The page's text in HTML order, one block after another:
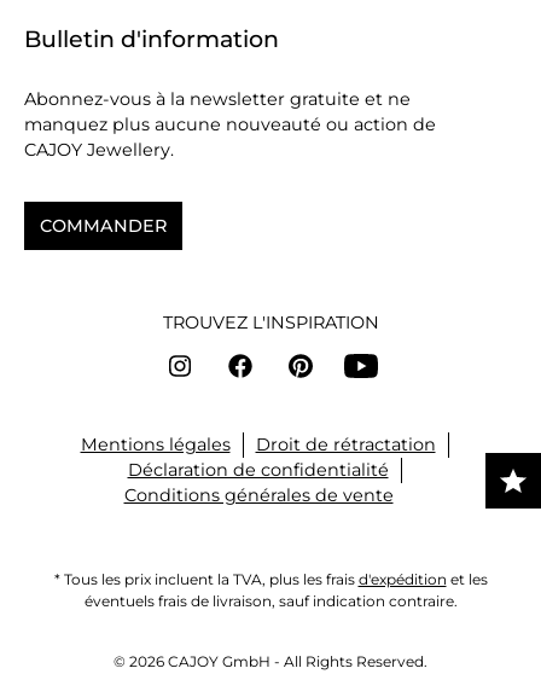
Bulletin d'information
Abonnez-vous à la newsletter gratuite et ne
manquez plus aucune nouveauté ou action de
CAJOY Jewellery.
COMMANDER
TROUVEZ L'INSPIRATION
Mentions légales
Droit de rétractation
Déclaration de confidentialité
Conditions générales de vente
* Tous les prix incluent la TVA, plus les frais d'expédition et les
éventuels frais de livraison, sauf indication contraire.
© 2026 CAJOY GmbH - All Rights Reserved.